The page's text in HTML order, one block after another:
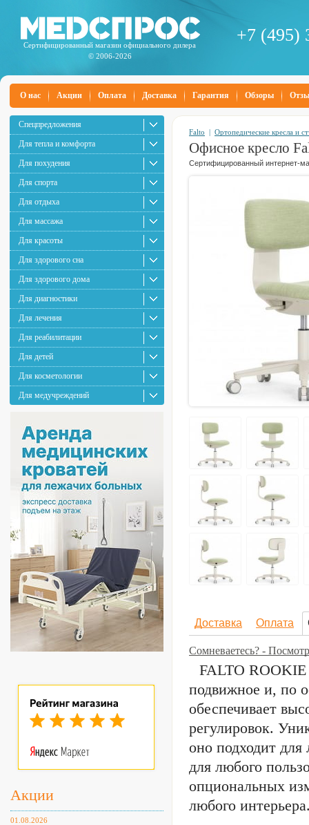
Сертифицированный магазин официального дилера
© 2006-2026
+7 (495)
О нас Акции Оплата Доставка Гарантия Обзоры
Спецпредложения
Для тепла и комфорта
Для похудения
Для спорта
Для отдыха
Для массажа
Для красоты
Для здорового сна
Для здорового дома
Для диагностики
Для лечения
Для реабилитации
Для детей
Для косметологии
Для медучреждений
Акции
01.08.2026
Falto | Ортопедические кресла и
Офисное кресло
Сертифицированный интернет-
Доставка Оплата
Сомневаетесь? -
FALTO ROOKIE
подвижное и, по
обеспечивает
регулировок.
оно подходит для
для любого
опциональных
любого